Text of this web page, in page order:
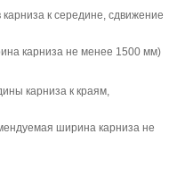
к середине, сдвижение
карниза не менее 1500 мм)
карниза к краям,
ширина карниза не